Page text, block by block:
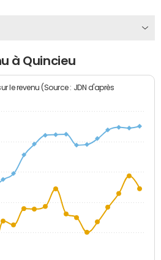
à Quincieu
le revenu (Source : JDN d'après